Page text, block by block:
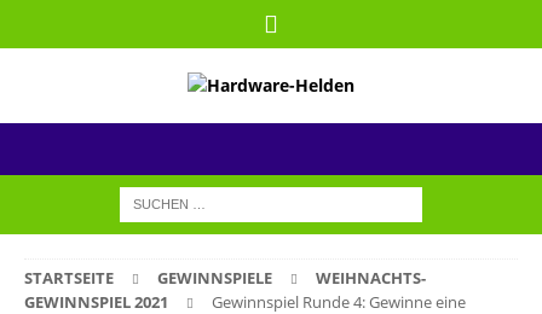
STARTSEITE GEWINNSPIELE
WEIHNACHTS-
GEWINNSPIEL 2021
Gewinnspiel Runde 4: Gewinne eine